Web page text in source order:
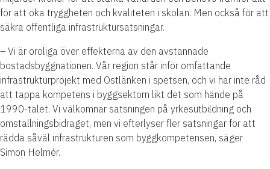
för att öka tryggheten och kvaliteten i skolan. Men också för att
säkra offentliga infrastruktursatsningar.
– Vi är oroliga över effekterna av den avstannade
bostadsbyggnationen. Vår region står inför omfattande
infrastrukturprojekt med Ostlänken i spetsen, och vi har inte råd
att tappa kompetens i byggsektorn likt det som hände på
1990-talet. Vi välkomnar satsningen på yrkesutbildning och
omställningsbidraget, men vi efterlyser fler satsningar för att
rädda såväl infrastrukturen som byggkompetensen, säger
Simon Helmér.